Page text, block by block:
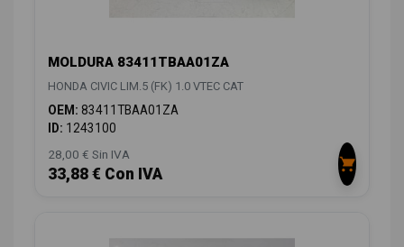
MOLDURA 83411TBAA01ZA
HONDA CIVIC LIM.5 (FK) 1.0 VTEC CAT
OEM: 83411TBAA01ZA
ID: 1243100
28,00 € Sin IVA
33,88 € Con IVA